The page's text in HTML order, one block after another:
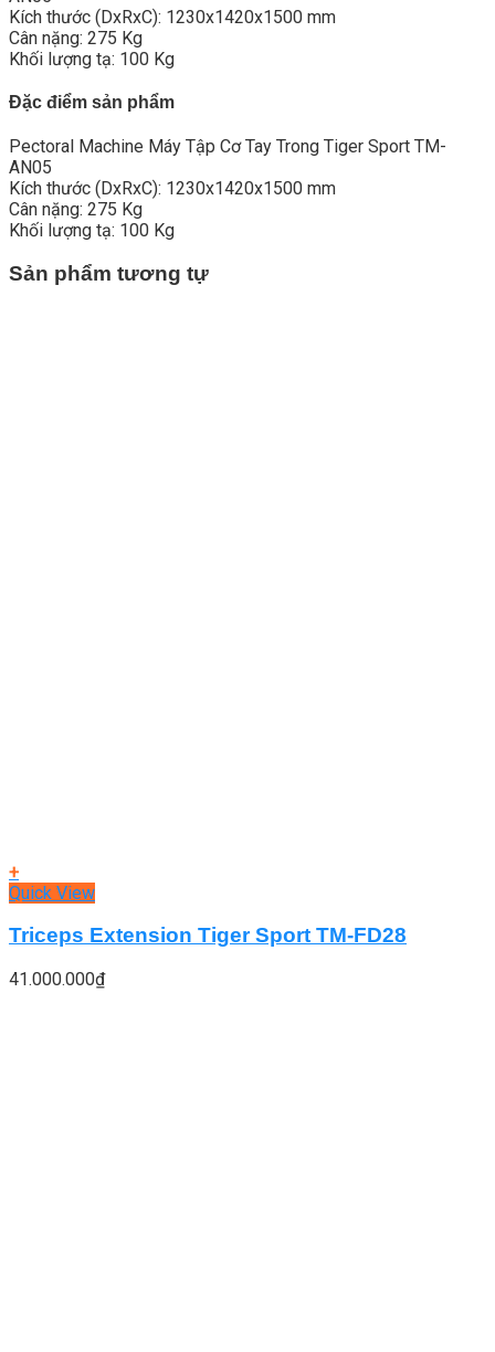
Kích thước (DxRxC): 1230x1420x1500 mm
Cân nặng: 275 Kg
Khối lượng tạ: 100 Kg
Đặc điểm sản phẩm
Pectoral Machine Máy Tập Cơ Tay Trong Tiger Sport TM-
AN05
Kích thước (DxRxC): 1230x1420x1500 mm
Cân nặng: 275 Kg
Khối lượng tạ: 100 Kg
Sản phẩm tương tự
+
Quick View
Triceps Extension Tiger Sport TM-FD28
41.000.000₫